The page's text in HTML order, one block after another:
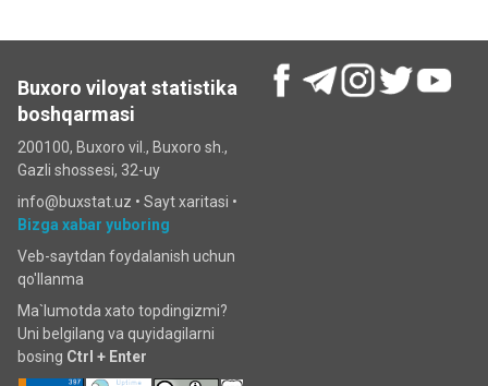
Buxoro viloyat statistika
boshqarmasi
200100, Buxoro vil., Buxoro sh.,
Gazli shossesi, 32-uy
info@buxstat.uz • Sayt xaritasi •
Bizga xabar yuboring
Veb-saytdan foydalanish uchun
qo'llanma
Ma`lumotda xato topdingizmi?
Uni belgilang va quyidagilarni
bosing Ctrl + Enter